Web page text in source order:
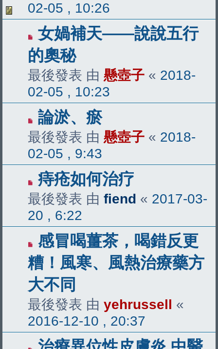
02-05 , 10:26
女媧補天——說說五行
的奧秘
最後發表 由 懸壺子 « 2018-
02-05 , 10:23
論淤、瘀
最後發表 由 懸壺子 « 2018-
02-05 , 9:43
痔疮如何治疗
最後發表 由 fiend « 2017-03-
20 , 6:22
感冒喝薑茶，喝錯反更
糟！風寒、風熱治療藥方
大不同
最後發表 由 yehrussell «
2016-12-10 , 20:37